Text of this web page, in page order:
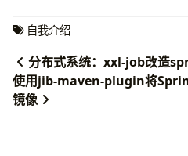
自我介绍
分布式系统：xxl-job改造
使用jib-maven-plugin将
镜像